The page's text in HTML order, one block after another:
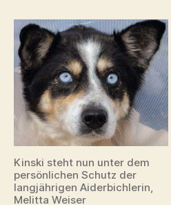
Kinski steht nun unter dem
persönlichen Schutz der
langjährigen Aiderbichlerin,
Melitta Weiser